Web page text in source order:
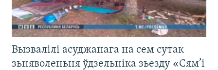
Вызвалілі асуджанага на сем сутак
зьняволеньня ўдзельніка зьезду «Сям’і